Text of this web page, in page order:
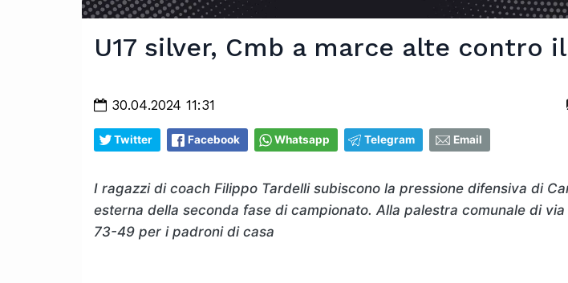
U17 silver, Cmb a marce alte contro
30.04.2024 11:31
Twitter Facebook Whatsapp Telegram Email
I ragazzi di coach Filippo Tardelli subiscono la pressione difensiva di
esterna della seconda fase di campionato. Alla palestra comunale di
73-49 per i padroni di casa